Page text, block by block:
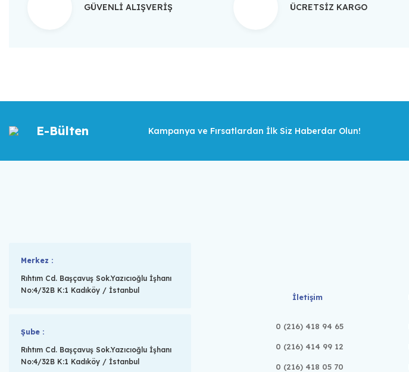
GÜVENLİ ALIŞVERİŞ ÜCRETSİZ KARGO
E-Bülten Kampanya ve Fırsatlardan İlk Siz Haberdar Olun!
Merkez :
Rıhtım Cd. Başçavuş Sok.Yazıcıoğlu İşhanı
No:4/32B K:1 Kadıköy / İstanbul
Şube :
Rıhtım Cd. Başçavuş Sok.Yazıcıoğlu İşhanı
No:4/32B K:1 Kadıköy / İstanbul
İletişim
0 (216) 418 94 65
0 (216) 414 99 12
0 (216) 418 05 70